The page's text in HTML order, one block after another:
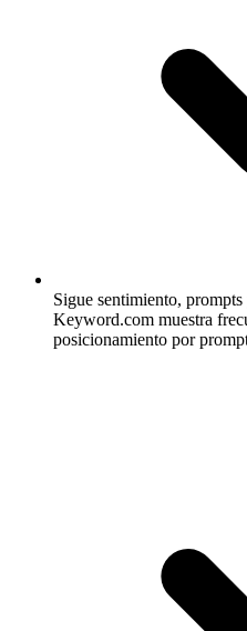
Sigue sentimiento, prompts
Keyword.com muestra
posicionamiento por